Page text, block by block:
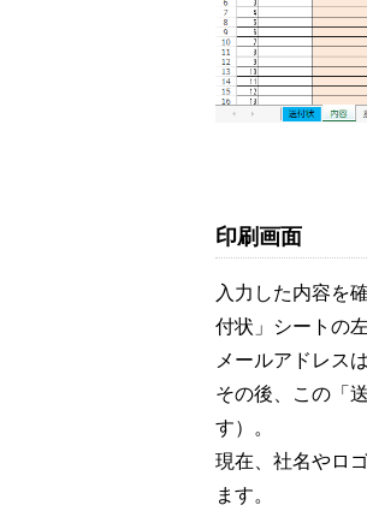
印刷画面
入力した内容を
付状」シートの
メールアドレス
その後、この「
す）。
現在、社名やロ
ます。